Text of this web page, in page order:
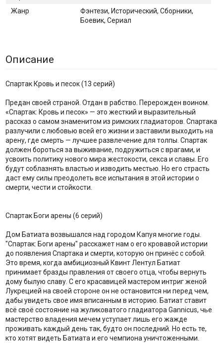
Жанр
Фэнтези, Исторический, Сборники,
Боевик, Сериал
Описание
Спартак Кровь и песок (13 серий)
Предан своей страной. Отдан в рабство. Перерожден воином.
«Спартак: Кровь и песок» — это жесткий и выразительный
рассказ о самом знаменитом из римских гладиаторов. Спартака
разлучили с любовью всей его жизни и заставили выходить на
арену, где смерть — лучшее развлечение для толпы. Спартак
должен бороться за выживание, подружиться с врагами, и
усвоить политику нового мира жестокости, секса и славы. Его
будут соблазнять властью и изводить местью. Но его страсть
даст ему силы преодолеть все испытания в этой истории о
смерти, чести и стойкости.
Спартак Боги арены (6 серий)
Дом Батиата возвышался над городом Капуя многие годы.
"Спартак: Боги арены" расскажет нам о его кровавой истории
до появления Спартака и смерти, которую он принёс с собой.
Это время, когда амбициозный Квинт Лентул Батиат
принимает бразды правления от своего отца, чтобы вернуть
дому былую славу. С его красавицей мастером интриг женой
Лукрецией на своей стороне он не остановится ни перед чем,
дабы увидеть свое имя вписанным в историю. Батиат ставит
всё своё состояние на жуликоватого гладиатора Gannicus, чье
мастерство владения мечем уступает лишь его жажде
проживать каждый день так, будто он последний. Но есть те,
кто хотят видеть Батиата и его чемпиона уничтоженными.